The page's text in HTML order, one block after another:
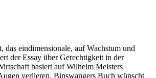
eindimensionale, auf Wachstum und
der Essay über Gerechtigkeit in der
basiert auf Wilhelm Meisters
verlieren. Binswangers Buch wünscht